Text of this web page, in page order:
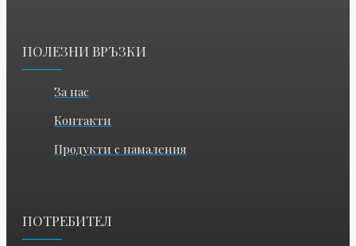
ПОЛЕЗНИ ВРЪЗКИ
За нас
Контакти
Продукти с намаления
ПОТРЕБИТЕЛ